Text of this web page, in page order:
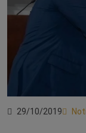
29/10/2019